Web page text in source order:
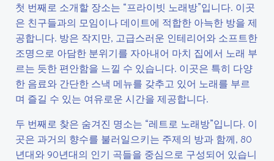
첫 번째로 소개할 장소는 “프라이빗 노래방”입니다. 이곳
은 친구들과의 모임이나 데이트에 적합한 아늑한 방을 제
공합니다. 방은 작지만, 고급스러운 인테리어와 소프트한
조명으로 아담한 분위기를 자아내어 마치 집에서 노래 부
르는 듯한 편안함을 느낄 수 있습니다. 이곳은 특히 다양
한 음료와 간단한 스낵 메뉴를 갖추고 있어 노래를 부르
며 즐길 수 있는 여유로운 시간을 제공합니다.
두 번째로 찾은 숨겨진 명소는 “레트로 노래방”입니다. 이
곳은 과거의 향수를 불러일으키는 주제의 방과 함께, 80
년대와 90년대의 인기 곡들을 중심으로 구성되어 있습니